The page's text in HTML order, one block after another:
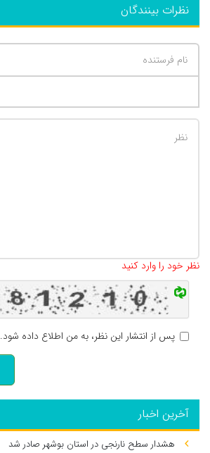
نظرات بینندگان
نظر خود را وارد کنید
پس از انتشار این نظر، به من اطلاع داده شود.
آخرین اخبار
هشدار سطح نارنجی در استان بوشهر صادر شد